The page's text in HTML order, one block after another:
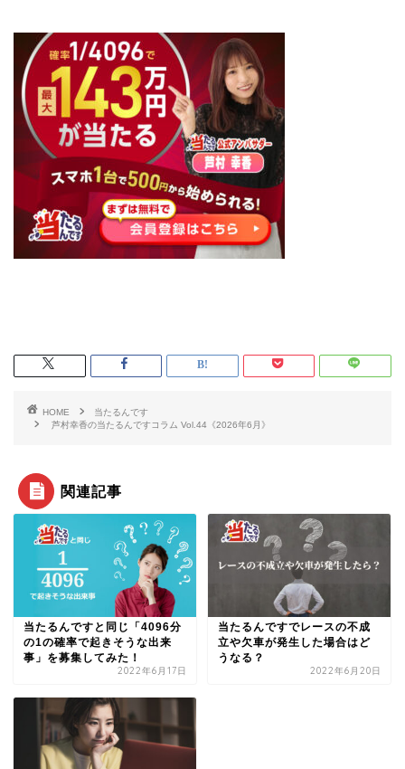
HOME
当たるんです
芦村幸香の当たるんですコラム Vol.44《2026年6月》
関連記事
当たるんですと同じ「4096分
の1の確率で起きそうな出来
事」を募集してみた！
2022年6月17日
当たるんですでレースの不成
立や欠車が発生した場合はど
うなる？
2022年6月20日